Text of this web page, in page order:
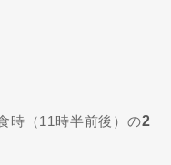
時（11時半前後）の2